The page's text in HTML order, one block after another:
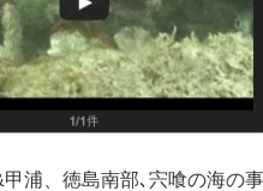
浦、徳島南部､宍喰の海の